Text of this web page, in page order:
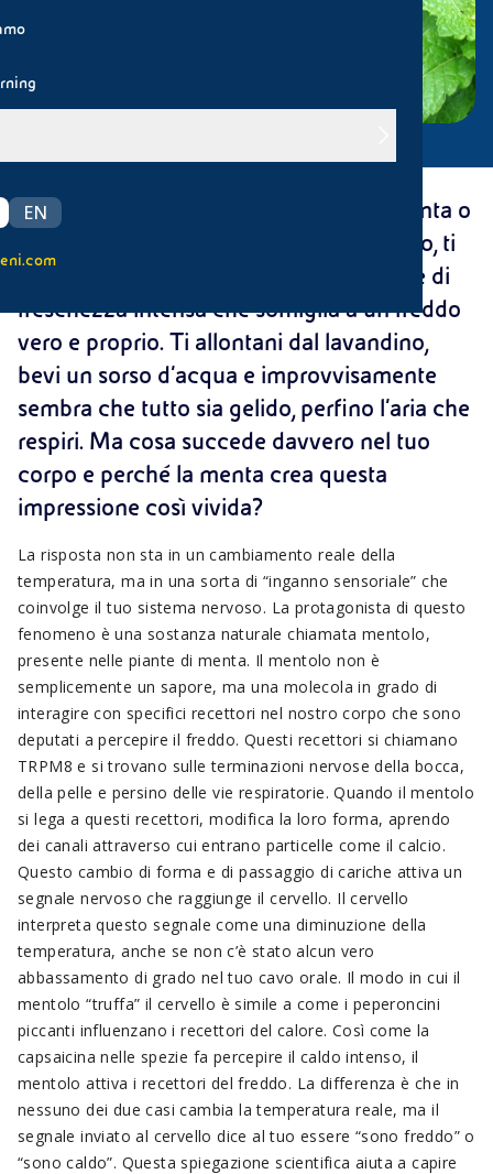
EN
eni.com
Quando mastichi una caramella alla menta o
ti lavi i denti con un dentifricio mentolato, ti
accade spesso di sentire una sensazione di
freschezza intensa che somiglia a un freddo
vero e proprio. Ti allontani dal lavandino,
bevi un sorso d’acqua e improvvisamente
sembra che tutto sia gelido, perfino l’aria che
respiri. Ma cosa succede davvero nel tuo
corpo e perché la menta crea questa
impressione così vivida?
La risposta non sta in un cambiamento reale della
temperatura, ma in una sorta di “inganno sensoriale” che
coinvolge il tuo sistema nervoso. La protagonista di questo
fenomeno è una sostanza naturale chiamata mentolo,
presente nelle piante di menta. Il mentolo non è
semplicemente un sapore, ma una molecola in grado di
interagire con specifici recettori nel nostro corpo che sono
deputati a percepire il freddo. Questi recettori si chiamano
TRPM8 e si trovano sulle terminazioni nervose della bocca,
della pelle e persino delle vie respiratorie. Quando il mentolo
si lega a questi recettori, modifica la loro forma, aprendo
dei canali attraverso cui entrano particelle come il calcio.
Questo cambio di forma e di passaggio di cariche attiva un
segnale nervoso che raggiunge il cervello. Il cervello
interpreta questo segnale come una diminuzione della
temperatura, anche se non c’è stato alcun vero
abbassamento di grado nel tuo cavo orale. Il modo in cui il
mentolo “truffa” il cervello è simile a come i peperoncini
piccanti influenzano i recettori del calore. Così come la
capsaicina nelle spezie fa percepire il caldo intenso, il
mentolo attiva i recettori del freddo. La differenza è che in
nessuno dei due casi cambia la temperatura reale, ma il
segnale inviato al cervello dice al tuo essere “sono freddo” o
“sono caldo”. Questa spiegazione scientifica aiuta a capire